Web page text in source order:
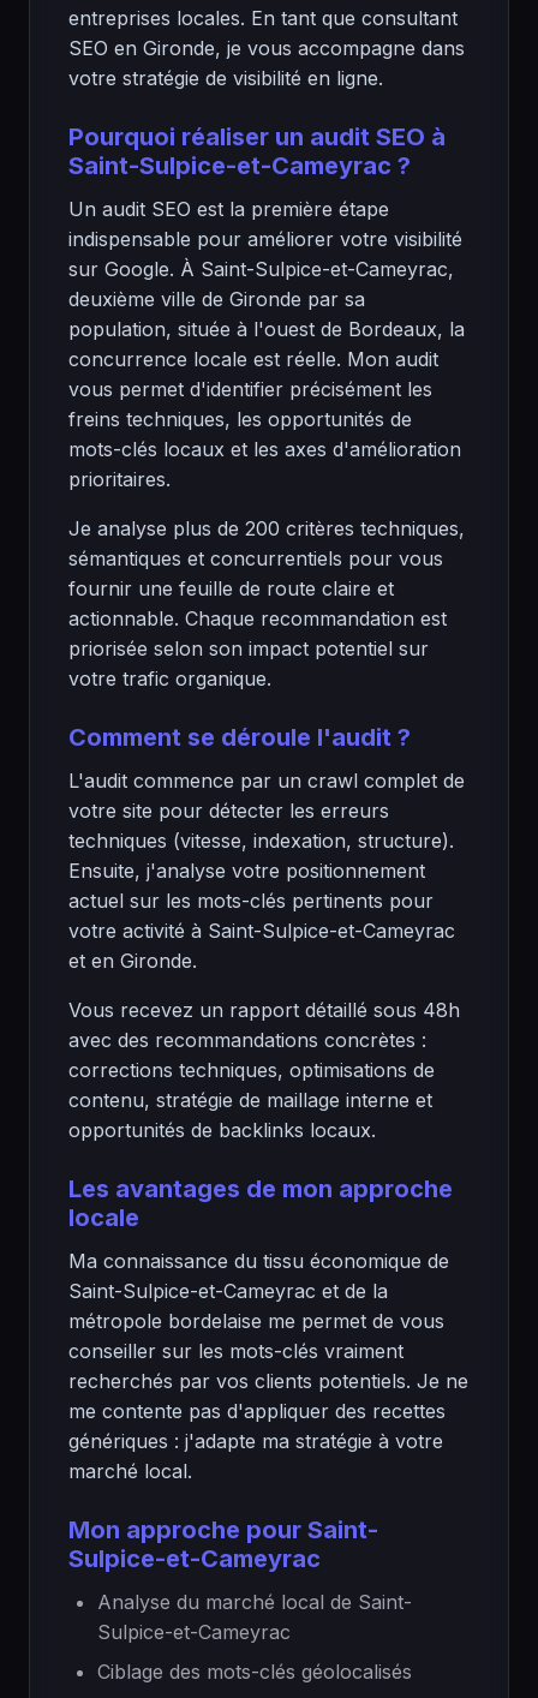
entreprises locales. En tant que consultant
SEO en Gironde, je vous accompagne dans
votre stratégie de visibilité en ligne.
Pourquoi réaliser un audit SEO à
Saint-Sulpice-et-Cameyrac ?
Un audit SEO est la première étape
indispensable pour améliorer votre visibilité
sur Google. À Saint-Sulpice-et-Cameyrac,
deuxième ville de Gironde par sa
population, située à l'ouest de Bordeaux, la
concurrence locale est réelle. Mon audit
vous permet d'identifier précisément les
freins techniques, les opportunités de
mots-clés locaux et les axes d'amélioration
prioritaires.
Je analyse plus de 200 critères techniques,
sémantiques et concurrentiels pour vous
fournir une feuille de route claire et
actionnable. Chaque recommandation est
priorisée selon son impact potentiel sur
votre trafic organique.
Comment se déroule l'audit ?
L'audit commence par un crawl complet de
votre site pour détecter les erreurs
techniques (vitesse, indexation, structure).
Ensuite, j'analyse votre positionnement
actuel sur les mots-clés pertinents pour
votre activité à Saint-Sulpice-et-Cameyrac
et en Gironde.
Vous recevez un rapport détaillé sous 48h
avec des recommandations concrètes :
corrections techniques, optimisations de
contenu, stratégie de maillage interne et
opportunités de backlinks locaux.
Les avantages de mon approche
locale
Ma connaissance du tissu économique de
Saint-Sulpice-et-Cameyrac et de la
métropole bordelaise me permet de vous
conseiller sur les mots-clés vraiment
recherchés par vos clients potentiels. Je ne
me contente pas d'appliquer des recettes
génériques : j'adapte ma stratégie à votre
marché local.
Mon approche pour Saint-
Sulpice-et-Cameyrac
Analyse du marché local de Saint-
Sulpice-et-Cameyrac
Ciblage des mots-clés géolocalisés